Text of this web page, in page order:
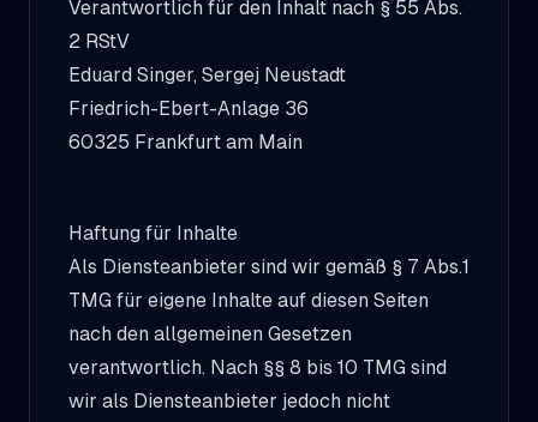
Verantwortlich für den Inhalt nach § 55 Abs.
2 RStV
Eduard Singer, Sergej Neustadt
Friedrich-Ebert-Anlage 36
60325 Frankfurt am Main
Haftung für Inhalte
Als Diensteanbieter sind wir gemäß § 7 Abs.1
TMG für eigene Inhalte auf diesen Seiten
nach den allgemeinen Gesetzen
verantwortlich. Nach §§ 8 bis 10 TMG sind
wir als Diensteanbieter jedoch nicht